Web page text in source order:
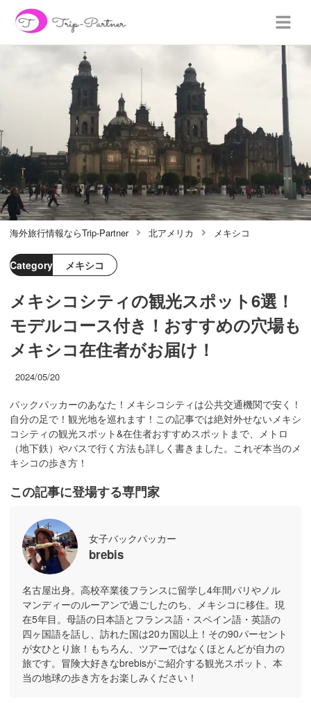
海外旅行情報ならTrip-Partner 北アメリカ メキシコ
Category メキシコ
メキシコシティの観光スポット6選！
モデルコース付き！おすすめの穴場も
メキシコ在住者がお届け！
2024/05/20
バックパッカーのあなた！メキシコシティは公共交通機関で安く！
自分の足で！観光地を巡れます！この記事では絶対外せないメキシ
コシティの観光スポット&在住者おすすめスポットまで、メトロ
（地下鉄）やバスで行く方法も詳しく書きました。これぞ本当のメ
キシコの歩き方！
この記事に登場する専門家
女子バックパッカー
brebis
名古屋出身。高校卒業後フランスに留学し4年間パリやノル
マンディーのルーアンで過ごしたのち、メキシコに移住。現
在5年目。母語の日本語とフランス語・スペイン語・英語の
四ヶ国語を話し、訪れた国は20カ国以上！その90パーセント
が女ひとり旅！もちろん、ツアーではなくほとんどが自力の
旅です。冒険大好きなbrebisがご紹介する観光スポット、本
当の地球の歩き方をお楽しみください！